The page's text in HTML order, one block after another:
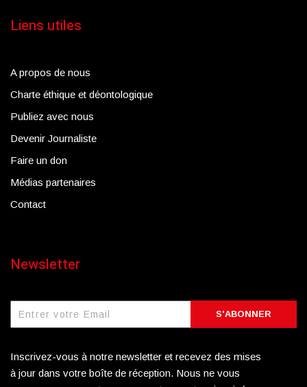
Liens utiles
A propos de nous
Charte éthique et déontologique
Publiez avec nous
Devenir Journaliste
Faire un don
Médias partenaires
Contact
Newsletter
S'ABONNER
Inscrivez-vous à notre newsletter et recevez des mises
à jour dans votre boîte de réception. Nous ne vous